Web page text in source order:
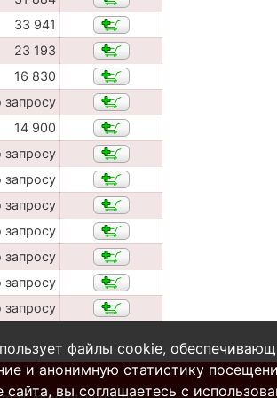
33 941
23 193
16 830
запросу
14 900
запросу
запросу
запросу
запросу
запросу
запросу
запросу
файлы cookie,
и анонимную статистику
сайта, вы соглашаетесь с